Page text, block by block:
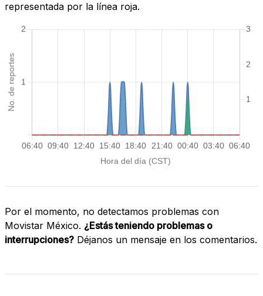
representada por la línea roja.
Por el momento, no detectamos problemas con
Movistar México. ¿Estás teniendo problemas o
interrupciones? Déjanos un mensaje en los comentarios.